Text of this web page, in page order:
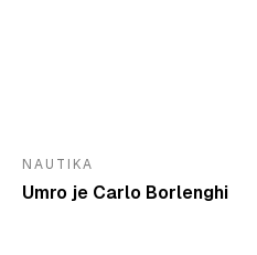
NAUTIKA
Umro je Carlo Borlenghi